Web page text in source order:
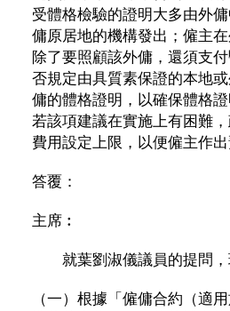
受體格檢驗的證明大多由外
傭原居地的機構發出；僱主
除了要照顧該外傭，還須支
否規定由具質素保證的本地
傭的體格證明，以確保體格
若該項建議在實施上有困難
費用設定上限，以便僱主作
答覆：
主席︰
就葉劉淑儀議員的提問，
（一）根據「僱傭合約（適